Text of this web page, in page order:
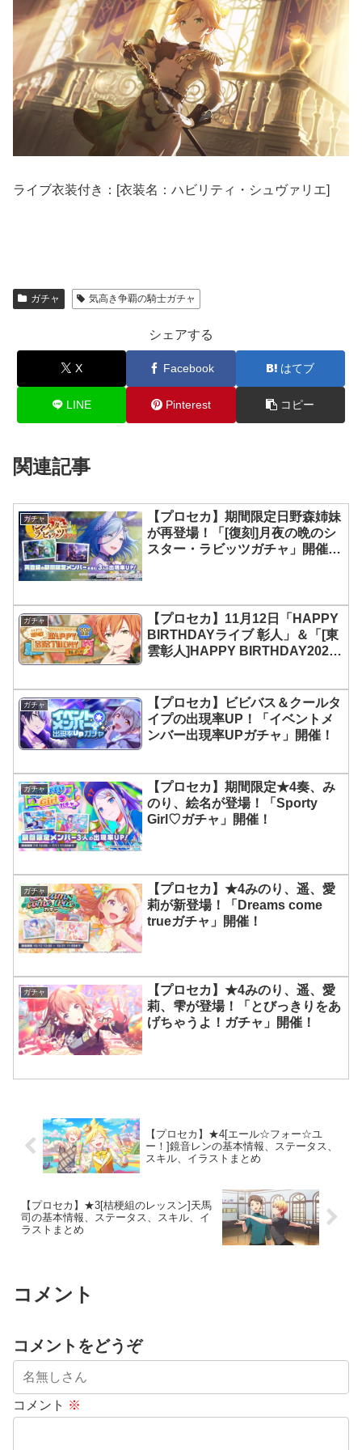
ライブ衣装付き：[衣装名：ハビリティ・シュヴァリエ]
ガチャ 気高き争覇の騎士ガチャ
シェアする
X Facebook はてブ
LINE Pinterest コピー
関連記事
ガチャ
【プロセカ】期間限定日野森姉妹
が再登場！「[復刻]月夜の晩のシ
スター・ラビッツガチャ」開催に
ガチャ
【プロセカ】11月12日「HAPPY
BIRTHDAYライブ 彰人」＆「[東
雲彰人]HAPPY BIRTHDAY2022
ガチャ
【プロセカ】ビビバス＆クールタ
イプの出現率UP！「イベントメ
ンバー出現率UPガチャ」開催！
ガチャ
【プロセカ】期間限定★4奏、み
のり、絵名が登場！「Sporty
Girl♡ガチャ」開催！
ガチャ
【プロセカ】★4みのり、遥、愛
莉が新登場！「Dreams come
trueガチャ」開催！
ガチャ
【プロセカ】★4みのり、遥、愛
莉、雫が登場！「とびっきりをあ
げちゃうよ！ガチャ」開催！
【プロセカ】★4[エール☆フォー☆ユ
ー！]鏡音レンの基本情報、ステータス、
スキル、イラストまとめ
【プロセカ】★3[桔梗組のレッスン]天馬
司の基本情報、ステータス、スキル、イ
ラストまとめ
コメント
コメントをどうぞ
コメント ※